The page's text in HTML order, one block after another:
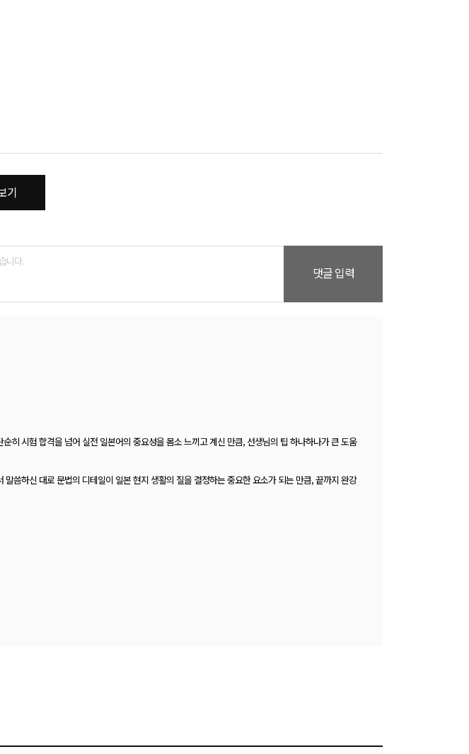
기
댓글 입력
히 시험 합격을 넘어 실전 일본어의 중요성을 몸소 느끼고 계신 만큼, 선생님의 팁 하나하나가 큰 도움
씀하신 대로 문법의 디테일이 일본 현지 생활의 질을 결정하는 중요한 요소가 되는 만큼, 끝까지 완강